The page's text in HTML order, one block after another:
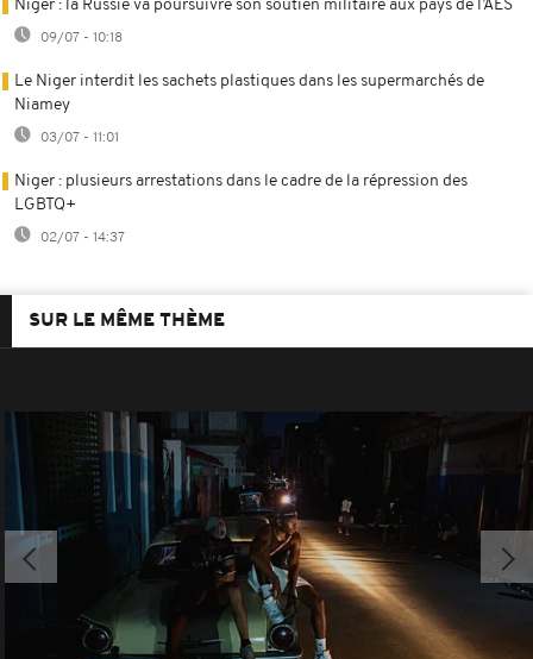
Niger : la Russie va poursuivre son soutien militaire aux pays de l’AES
09/07 - 10:18
Le Niger interdit les sachets plastiques dans les supermarchés de
Niamey
03/07 - 11:01
Niger : plusieurs arrestations dans le cadre de la répression des
LGBTQ+
02/07 - 14:37
SUR LE MÊME THÈME